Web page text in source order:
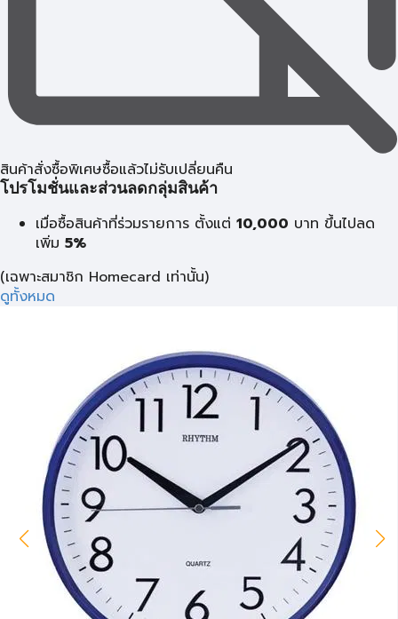
สินค้าสั่งซื้อพิเศษซื้อแล้วไม่รับเปลี่ยนคืน
โปรโมชั่นและส่วนลดกลุ่มสินค้า
เมื่อซื้อสินค้าที่ร่วมรายการ ตั้งแต่ 10,000 บาท ขึ้นไปลด
เพิ่ม 5%
(เฉพาะสมาชิก Homecard เท่านั้น)
ดูทั้งหมด